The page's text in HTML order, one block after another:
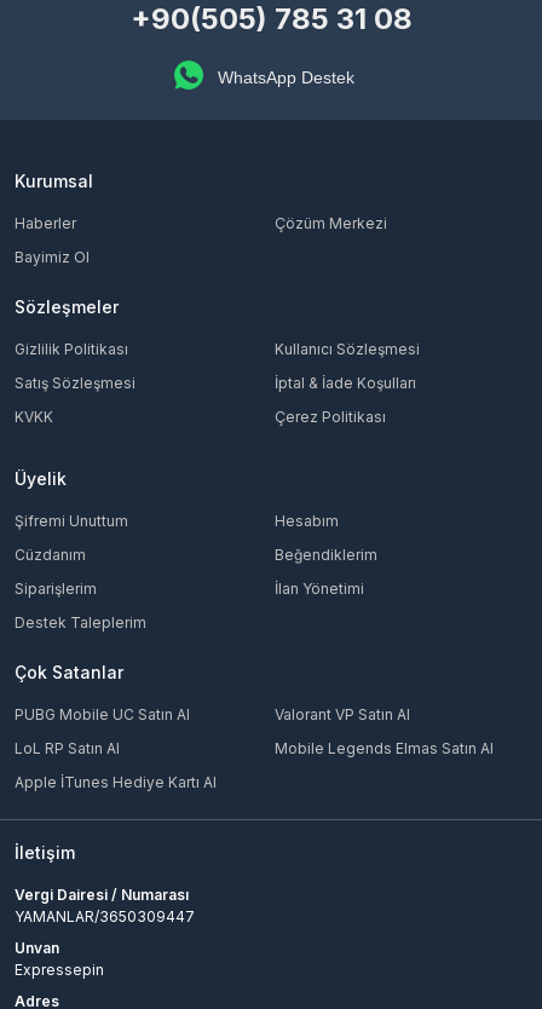
+90(505) 785 31 08
WhatsApp Destek
Kurumsal
Haberler
Çözüm Merkezi
Bayimiz Ol
Sözleşmeler
Gizlilik Politikası
Kullanıcı Sözleşmesi
Satış Sözleşmesi
İptal & İade Koşulları
KVKK
Çerez Politikası
Üyelik
Şifremi Unuttum
Hesabım
Cüzdanım
Beğendiklerim
Siparişlerim
İlan Yönetimi
Destek Taleplerim
Çok Satanlar
PUBG Mobile UC Satın Al
Valorant VP Satın Al
LoL RP Satın Al
Mobile Legends Elmas Satın Al
Apple İTunes Hediye Kartı Al
İletişim
Vergi Dairesi / Numarası
YAMANLAR/3650309447
Unvan
Expressepin
Adres